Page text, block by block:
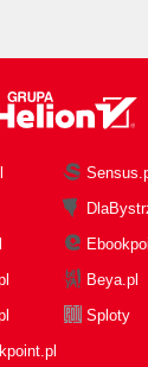
1.4.2.1. Simple
statement
1.4.2.2.
statement
in PL/SQL
Simple Loop
1.5.2. FOR Loop
Beya.pl
Sploty